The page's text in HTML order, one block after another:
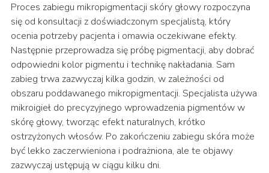
Proces zabiegu mikropigmentacji skóry głowy rozpoczyna
się od konsultacji z doświadczonym specjalistą, który
ocenia potrzeby pacjenta i omawia oczekiwane efekty.
Następnie przeprowadza się próbę pigmentacji, aby dobrać
odpowiedni kolor pigmentu i technikę nakładania. Sam
zabieg trwa zazwyczaj kilka godzin, w zależności od
obszaru poddawanego mikropigmentacji. Specjalista używa
mikroigieł do precyzyjnego wprowadzenia pigmentów w
skórę głowy, tworząc efekt naturalnych, krótko
ostrzyżonych włosów. Po zakończeniu zabiegu skóra może
być lekko zaczerwieniona i podrażniona, ale te objawy
zazwyczaj ustępują w ciągu kilku dni.